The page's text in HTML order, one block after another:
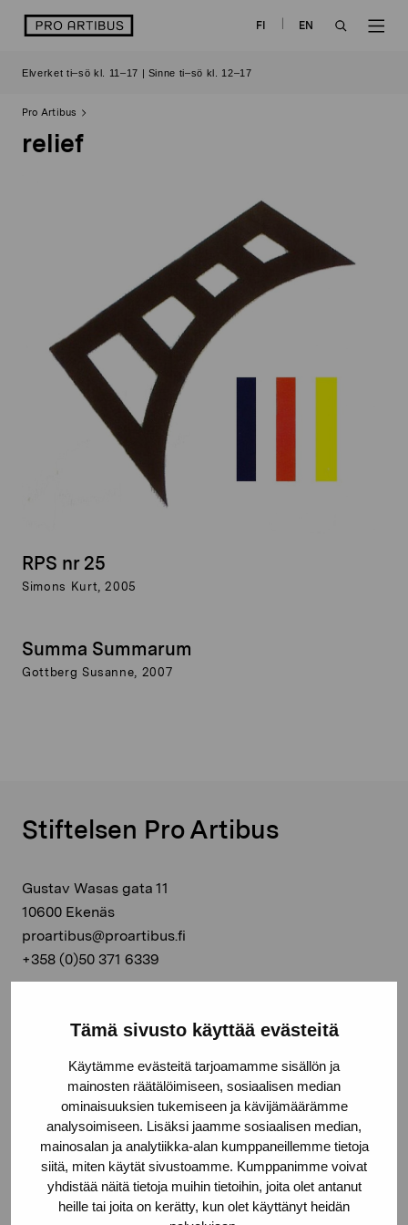
Tämä sivusto käyttää evästeitä
Käytämme evästeitä tarjoamamme sisällön ja
mainosten räätälöimiseen, sosiaalisen median
ominaisuuksien tukemiseen ja kävijämäärämme
analysoimiseen. Lisäksi jaamme sosiaalisen median,
mainosalan ja analytiikka-alan kumppaneillemme tietoja
siitä, miten käytät sivustoamme. Kumppanimme voivat
yhdistää näitä tietoja muihin tietoihin, joita olet antanut
heille tai joita on kerätty, kun olet käyttänyt heidän
logo FI
EN
Elverket ti–sö kl. 11–17 | Sinne ti–sö kl. 12–17
Pro Artibus
relief
RPS nr 25
Simons Kurt, 2005
Summa Summarum
Gottberg Susanne, 2007
Stiftelsen Pro Artibus
Gustav Wasas gata 11
10600 Ekenäs
proartibus@proartibus.fi
+358 (0)50 371 6339
Kontakta oss
Håll dig uppdaterad om aktuella
utställningar och evenemang